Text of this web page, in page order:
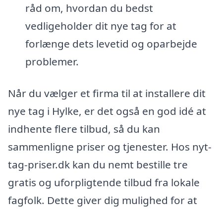
råd om, hvordan du bedst
vedligeholder dit nye tag for at
forlænge dets levetid og oparbejde
problemer.
Når du vælger et firma til at installere dit
nye tag i Hylke, er det også en god idé at
indhente flere tilbud, så du kan
sammenligne priser og tjenester. Hos nyt-
tag-priser.dk kan du nemt bestille tre
gratis og uforpligtende tilbud fra lokale
fagfolk. Dette giver dig mulighed for at